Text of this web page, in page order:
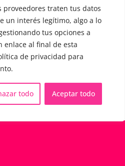
proveedores traten tus datos
un interés legítimo, algo a lo
tus opciones a
enlace al final de esta
de privacidad para
todo Aceptar todo
46 47